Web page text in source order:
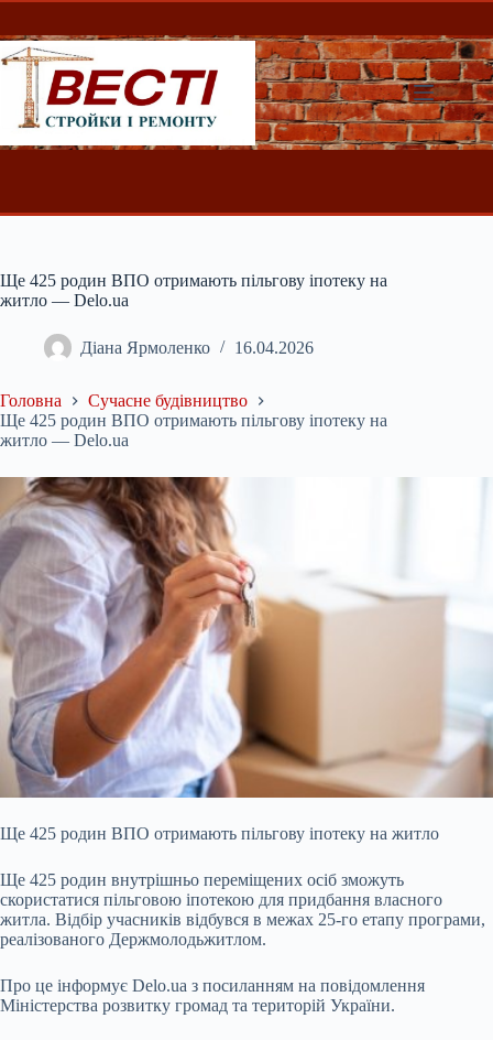
Перейти
вмісту
Ще 425 родин ВПО отримають пільгову іпотеку на
житло — Delo.ua
Діана Ярмоленко 16.04.2026
Головна
Сучасне будівництво
Ще 425 родин ВПО отримають пільгову іпотеку на
житло — Delo.ua
Ще 425 родин ВПО отримають пільгову іпотеку на житло
Ще 425 родин внутрішньо переміщених осіб зможуть
скористатися пільговою іпотекою для придбання власного
житла. Відбір учасників відбувся в межах 25-го етапу програми,
реалізованого Держмолодьжитлом.
Про це інформує Delo.ua з посиланням на повідомлення
Міністерства розвитку громад та територій України.